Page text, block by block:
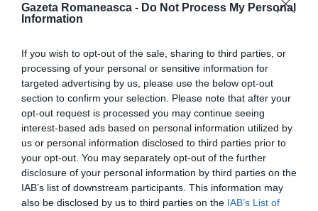
Gazeta Romaneasca - Do Not Process My Personal
Information
If you wish to opt-out of the sale, sharing to third parties, or
processing of your personal or sensitive information for
targeted advertising by us, please use the below opt-out
section to confirm your selection. Please note that after your
opt-out request is processed you may continue seeing
interest-based ads based on personal information utilized by
us or personal information disclosed to third parties prior to
your opt-out. You may separately opt-out of the further
disclosure of your personal information by third parties on the
IAB’s list of downstream participants. This information may
also be disclosed by us to third parties on the IAB’s List of
urmă, a lansat un site pentru semnalarea faptelor
rele ale străinilor, copiind la rândul său o idee a
xenofobului olandez Geerte Wilders.
Între timp, cei care vor să se lămurească privind
originalitatea opoziţiei celor de la Forza Nuova faţă
de imigranţi, pot citiprogramul mişcării publicat pe
site la secţiunea milaneză.